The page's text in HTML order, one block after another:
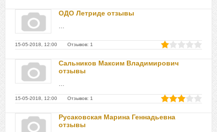
ОДО Летриде отзывы
15-05-2018, 12:00 Отзывов: 1
Сальников Максим Владимирович
отзывы
15-05-2018, 12:00 Отзывов: 1
Русаковская Марина Геннадьевна
отзывы